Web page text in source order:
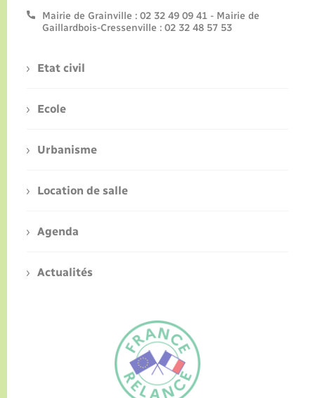
FR
Mairie de Grainville : 02 32 49 09 41 - Mairie de
Gaillardbois-Cressenville : 02 32 48 57 53
Etat civil
Ecole
Urbanisme
Location de salle
Agenda
Actualités